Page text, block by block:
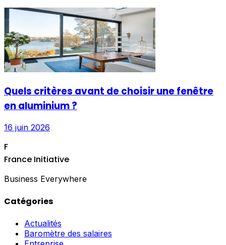
Quels critères avant de choisir une fenêtre
en aluminium ?
16 juin 2026
F
France Initiative
Business Everywhere
Catégories
Actualités
Baromètre des salaires